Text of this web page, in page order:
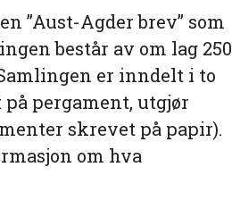
”Aust-Agder brev” som
består av om lag 250
er inndelt i to
pergament, utgjør
skrevet på papir).
om hva